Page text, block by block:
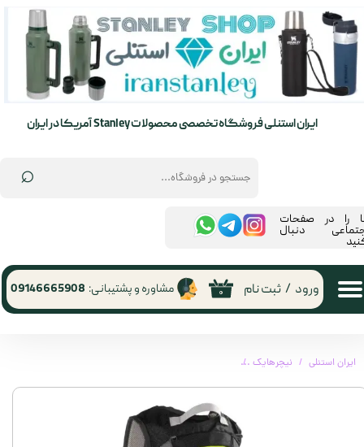
⌕
ایران استنلی فروشگاه تخصصی محصولات Stanley آمریکا در ایران
۰ ورود / ثبت نام
حساب کاربری من
تغییر گذر واژه
مشاوره و پشتیبانی: 09146665908
را در صفحات
دنبال
ایران استنلی نیچرهایک